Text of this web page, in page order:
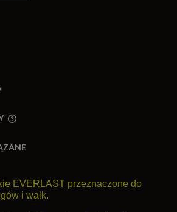
EVERLAST przeznaczone do
i walk.